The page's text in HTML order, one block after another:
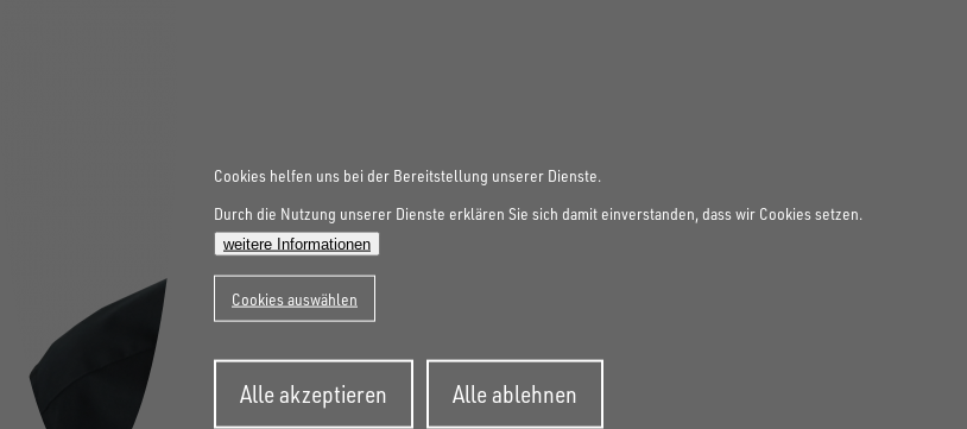
Cookies helfen uns bei der Bereitstellung unserer Dienste.
Durch die Nutzung unserer Dienste erklären Sie sich damit einverstanden, dass wir Cookies setzen.
weitere Informationen
Cookies auswählen
Alle akzeptieren
zurückziehen
Alle ablehnen